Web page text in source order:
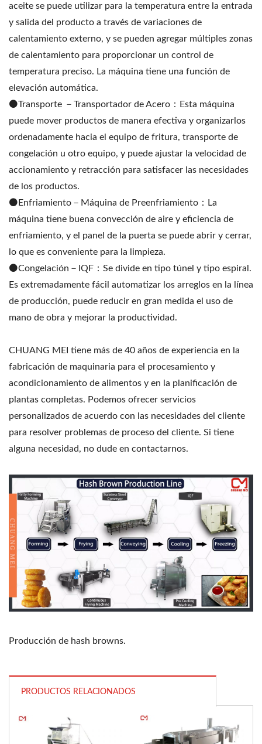
aceite se puede utilizar para la temperatura entre la entrada
y salida del producto a través de variaciones de
calentamiento externo, y se pueden agregar múltiples zonas
de calentamiento para proporcionar un control de
temperatura preciso. La máquina tiene una función de
elevación automática.
⚫️Transporte －Transportador de Acero：Esta máquina
puede mover productos de manera efectiva y organizarlos
ordenadamente hacia el equipo de fritura, transporte de
congelación u otro equipo, y puede ajustar la velocidad de
accionamiento y retracción para satisfacer las necesidades
de los productos.
⚫️Enfriamiento－Máquina de Preenfriamiento：La
máquina tiene buena convección de aire y eficiencia de
enfriamiento, y el panel de la puerta se puede abrir y cerrar,
lo que es conveniente para la limpieza.
⚫️Congelación－IQF：Se divide en tipo túnel y tipo espiral.
Es extremadamente fácil automatizar los arreglos en la línea
de producción, puede reducir en gran medida el uso de
mano de obra y mejorar la productividad.
CHUANG MEI tiene más de 40 años de experiencia en la
fabricación de maquinaria para el procesamiento y
acondicionamiento de alimentos y en la planificación de
plantas completas. Podemos ofrecer servicios
personalizados de acuerdo con las necesidades del cliente
para resolver problemas de proceso del cliente. Si tiene
alguna necesidad, no dude en contactarnos.
Producción de hash browns.
PRODUCTOS RELACIONADOS